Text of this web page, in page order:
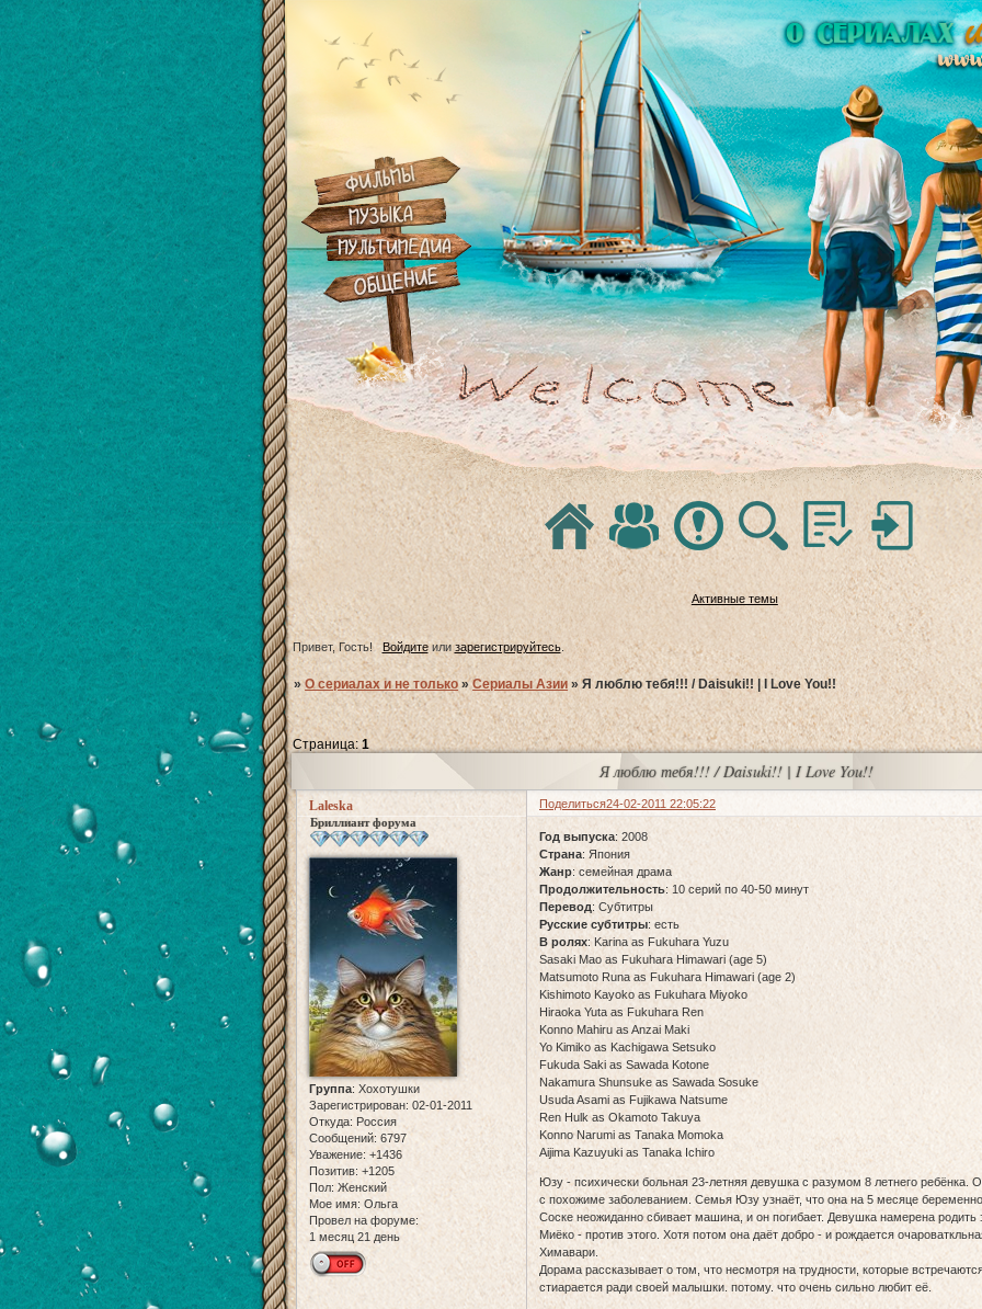
Активные темы
Привет, Гость! Войдитеилизарегистрируйтесь.
»О сериалах и не только »Сериалы Азии »Я люблю тебя!!! / Daisuki!! | I Love You!!
Я люблю тебя!!! / Daisuki!! | I Love You!!
Страница:1
Поделиться24-02-2011 22:05:22
Laleska
Бриллиант форума
Группа: Хохотушки
Зарегистрирован: 02-01-2011
Откуда: Россия
Сообщений: 6797
Уважение: +1436
Позитив: +1205
Пол: Женский
Мое имя: Ольга
Провел на форуме:
1 месяц 21 день
Год выпуска: 2008
Страна: Япония
Жанр: семейная драма
Продолжительность: 10 серий по 40-50 минут
Перевод: Субтитры
Русские субтитры: есть
В ролях: Karina as Fukuhara Yuzu
Sasaki Mao as Fukuhara Himawari (age 5)
Matsumoto Runa as Fukuhara Himawari (age 2)
Kishimoto Kayoko as Fukuhara Miyoko
Hiraoka Yuta as Fukuhara Ren
Konno Mahiru as Anzai Maki
Yo Kimiko as Kachigawa Setsuko
Fukuda Saki as Sawada Kotone
Nakamura Shunsuke as Sawada Sosuke
Usuda Asami as Fujikawa Natsume
Ren Hulk as Okamoto Takuya
Konno Narumi as Tanaka Momoka
Aijima Kazuyuki as Tanaka Ichiro
Юзу - психически больная 23-летняя девушка с разумом 8 летнего
с похожиме заболеванием. Семья Юзу узнаёт, что она на 5 месяце
Соске неожиданно сбивает машина, и он погибает. Девушка намерена родить
Миёко - против этого. Хотя потом она даёт добро - и рождается
Химавари.
Дорама рассказывает о том, что несмотря на трудности, которые
стиарается ради своей малышки. потому. что очень сильно любит её.